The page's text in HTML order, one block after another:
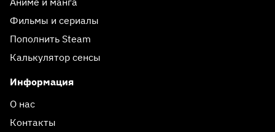
Фильмы и сериалы
Пополнить Steam
Калькулятор сенсы
Информация
О нас
Контакты